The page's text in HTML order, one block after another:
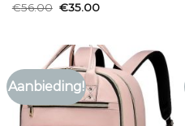
€56.00 €35.00
Aanbieding!